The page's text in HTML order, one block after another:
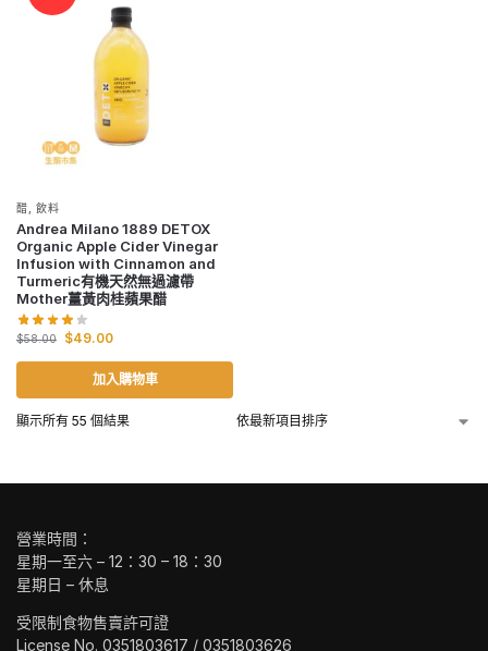
醋 ,飲料
Andrea Milano 1889 DETOX
Organic Apple Cider Vinegar
Infusion with Cinnamon and
Turmeric有機天然無過濾帶
Mother薑黃肉桂蘋果醋
$58.00 $49.00
加入購物車
顯示所有 55 個結果
營業時間：
星期一至六 – 12：30 – 18：30
星期日 – 休息
受限制食物售賣許可證
License No. 0351803617 / 0351803626